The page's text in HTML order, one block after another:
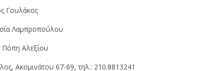
Γουλάκος
Λαμπροπούλου
Πόπη Αλεξίου
Aκομινάτου 67-69, τηλ.: 210.8813241